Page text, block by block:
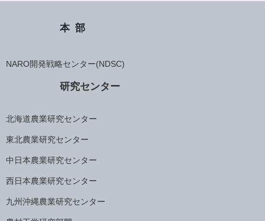
本部
NARO開発戦略センター(NDSC)
研究センター
北海道農業研究センター
東北農業研究センター
中日本農業研究センター
西日本農業研究センター
九州沖縄農業研究センター